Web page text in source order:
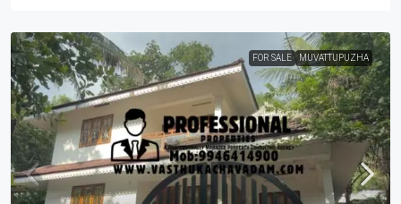
FOR SALE MUVATTUPUZHA